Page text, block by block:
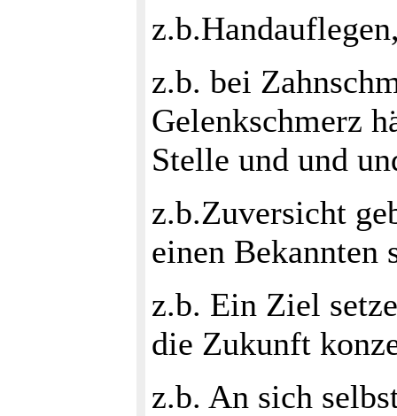
z.b. bei
Gelenkschmerz
Stelle und und
z.b.Zuversicht
einen Bekannten
z.b. Ein Ziel
die Zukunft
z.b. An sich